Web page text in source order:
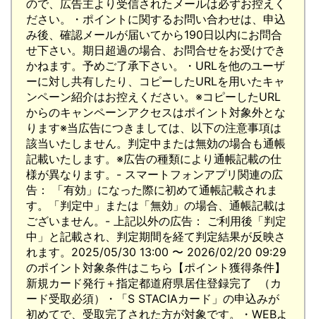
ので、広告主より受信されたメールは必ずお控えく
ださい。・ポイントに関するお問い合わせは、申込
み後、確認メールが届いてから190日以内にお問合
せ下さい。期日超過の場合、お問合せをお受けでき
かねます。予めご了承下さい。・URLを他のユーザ
ーに対し共有したり、コピーしたURLを用いたキャ
ンペーン紹介はお控えください。※コピーしたURL
からのキャンペーンアクセスはポイント対象外とな
ります※当広告につきましては、以下の注意事項は
該当いたしません。判定中または無効の場合も通帳
記載いたします。※広告の種類により通帳記載の仕
様が異なります。- スマートフォンアプリ関連の広
告： 「有効」になった際に初めて通帳記載されま
す。「判定中」または「無効」の場合、通帳記載は
ございません。- 上記以外の広告： ご利用後「判定
中」と記載され、判定期間を経て判定結果が反映さ
れます。2025/05/30 13:00 〜 2026/02/20 09:29
のポイント対象条件はこちら【ポイント獲得条件】
新規カード発行＋指定都道府県居住登録完了 （カ
ード受取必須）・「S STACIAカード」の申込みが
初めてで、受取完了された方が対象です。・WEBよ